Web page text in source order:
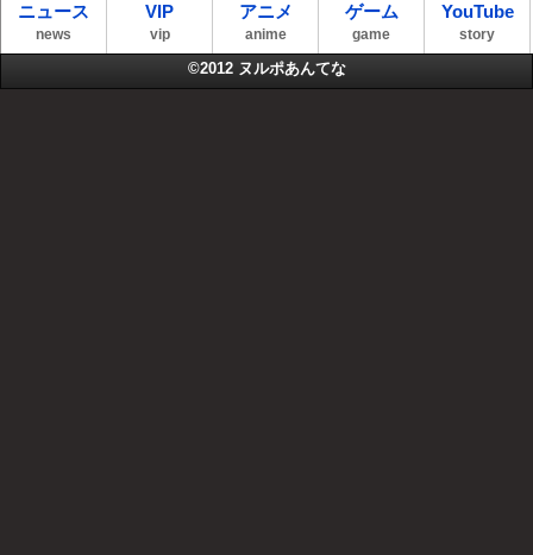
ニュース
news
VIP
vip
アニメ
anime
ゲーム
game
YouTube
story
©2012 ヌルポあんてな